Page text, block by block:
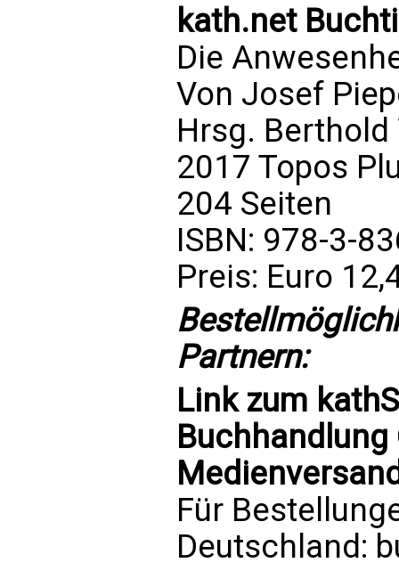
kath.net
Die
Von Josef
Hrsg. Berthold
2017 Topos
204 Seiten
ISBN: 978-3-
Preis: Euro
Partnern:
Link zum
Für
Deutschland: